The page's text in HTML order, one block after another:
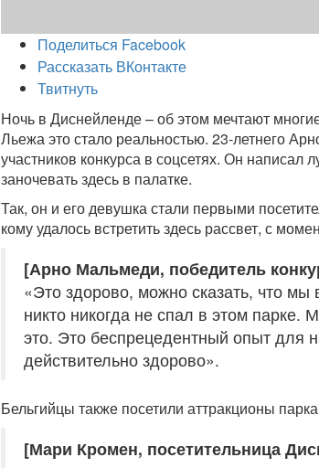
Поделиться Facebook
Рассказать ВКонтакте
Твитнуть
Ночь в Диснейленде – об этом мечтают
Льежа это стало реальностью. 23-летнего
участников конкурса в соцсетях. Он написал
заночевать здесь в палатке.
Так, он и его девушка стали первыми
кому удалось встретить здесь рассвет, с
[Арно Мальмеди, победитель
«Это здорово, можно сказать, что
никто никогда не спал в этом парке.
это. Это беспрецедентный опыт для
действительно здорово».
Бельгийцы также посетили аттракционы
[Мари Кромен, посетительница